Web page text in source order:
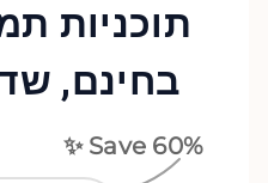
תוכניות
בחינם,
✨ Save 60%